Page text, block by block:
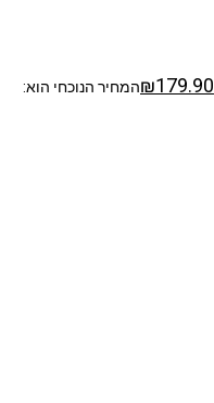
₪179.90
המחיר הנוכחי הוא: